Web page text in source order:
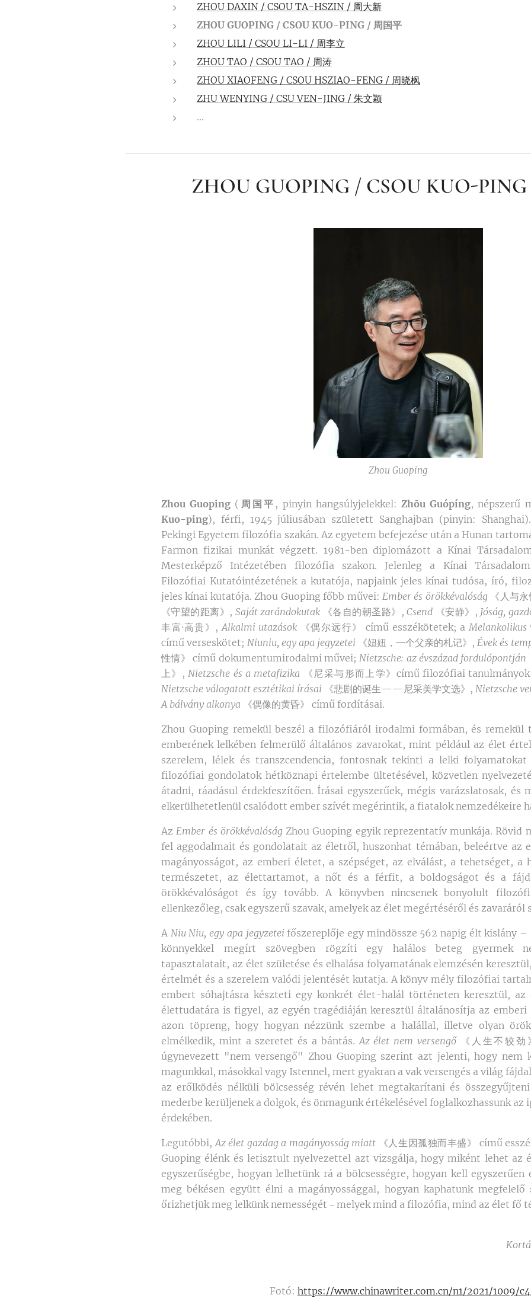
ZHOU DAXIN / CSOU TA-HSZIN / 周大新
ZHOU GUOPING / CSOU KUO-PING / 周国平
ZHOU LILI / CSOU LI-LI / 周李立
ZHOU TAO / CSOU TAO / 周涛
ZHOU XIAOFENG / CSOU HSZIAO-FENG / 周晓枫
ZHU WENYING / CSU VEN-JING / 朱文颖
...
ZHOU GUOPING / CSOU KUO-
Zhou Guoping
Zhou Guoping ( 周国平 , pinyin hangsúlyjelekkel: Zhōu Guópíng, népszerű
Kuo-ping), férfi, 1945 júliusában született Sanghajban (pinyin:
Pekingi Egyetem filozófia szakán. Az egyetem befejezése után a Hunan
Farmon fizikai munkát végzett. 1981-ben diplomázott a Kínai
Mesterképző Intézetében filozófia szakon. Jelenleg a Kínai
Filozófiai Kutatóintézetének a kutatója, napjaink jeles kínai tudósa, író,
jeles kínai kutatója. Zhou Guoping főbb művei: Ember és örökkévalóság 《人与
《守望的距离》, Saját zarándokutak 《各自的朝圣路》,Csend 《安静》, Jóság,
丰富·高贵》,Alkalmi utazások 《偶尔远行》 című esszékötetek; aMelankolikus
című verseskötet; Niuniu, egy apa jegyzetei 《妞妞，一个父亲的札记》, Évek és
性情》 című dokumentumirodalmi művei;Nietzsche: az évszázad fordulópontján
上》,Nietzsche és a metafizika 《尼采与形而上学》című filozófiai
Nietzsche válogatott esztétikai írásai 《悲剧的诞生——尼采美学文选》, Nietzsche
A bálvány alkonya 《偶像的黄昏》 című fordításai.
Zhou Guoping remekül beszél a filozófiáról irodalmi formában, és
emberének lelkében felmerülő általános zavarokat, mint például az élet
szerelem, lélek és transzcendencia, fontosnak tekinti a lelki
filozófiai gondolatok hétköznapi értelembe ültetésével, közvetlen
átadni, ráadásul érdekfeszítően. Írásai egyszerűek, mégis varázslatosak, és
elkerülhetetlenül csalódott ember szívét megérintik, a fiatalok nemzedékeire
AzEmber és örökkévalóság Zhou Guoping egyik reprezentatív munkája. Rövid
fel aggodalmait és gondolatait az életről, huszonhat témában, beleértve az
magányosságot, az emberi életet, a szépséget, az elválást, a tehetséget, a
természetet, az élettartamot, a nőt és a férfit, a boldogságot és a
örökkévalóságot és így tovább. A könyvben nincsenek bonyolult
ellenkezőleg, csak egyszerű szavak, amelyek az élet megértéséről és zavaráról
A Niu Niu, egy apa jegyzetei főszereplője egy mindössze 562 napig élt kislány
könnyekkel megírt szövegben rögzíti egy halálos beteg gyermek
tapasztalatait, az élet születése és elhalása folyamatának elemzésén
értelmét és a szerelem valódi jelentését kutatja. A könyv mély filozófiai
embert sóhajtásra készteti egy konkrét élet-halál történeten keresztül, az
élettudatára is figyel, az egyén tragédiáján keresztül általánosítja az emberi
azon töpreng, hogy hogyan nézzünk szembe a halállal, illetve olyan
elmélkedik, mint a szeretet és a bántás.Az élet nem versengő 《人生不较劲
úgynevezett "nem versengő" Zhou Guoping szerint azt jelenti, hogy nem
magunkkal, másokkal vagy Istennel, mert gyakran a vak versengés a világ
az erőlködés nélküli bölcsesség révén lehet megtakarítani és
mederbe kerüljenek a dolgok, és önmagunk értékelésével foglalkozhassunk az
érdekében.
Legutóbbi,Az élet gazdag a magányosság miatt
《人生因孤独而丰盛》 című
Guoping élénk és letisztult nyelvezettel azt vizsgálja, hogy miként lehet az
egyszerűségbe, hogyan lelhetünk rá a bölcsességre, hogyan kell
meg békésen együtt élni a magányossággal, hogyan kaphatunk megfelelő
őrizhetjük meg lelkünk nemességét ‒ melyek mind a filozófia, mind az élet fő
Fotó: https://www.chinawriter.com.cn/n1/2021/1009/